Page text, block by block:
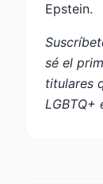
Epstein.
sé el
titulares
LGBTQ+